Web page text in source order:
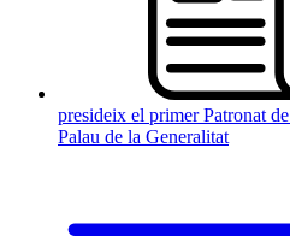
presideix el primer Patronat
Palau de la Generalitat